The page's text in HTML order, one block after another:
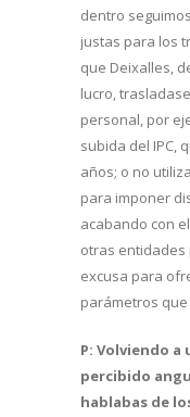
dentro
justas para los
que Deixalles,
lucro,
personal, por
subida del IPC,
años; o no
para imponer
acabando con
otras entidades
excusa para
parámetros
P: Volviendo
percibido
hablabas de